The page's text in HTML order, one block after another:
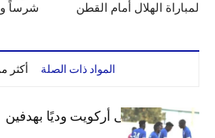
شرساً
لمباراة الهلال أمام القطن
المواد ذات الصلة أكثر
الهلال يفوز على أركويت وديًا بهدفين